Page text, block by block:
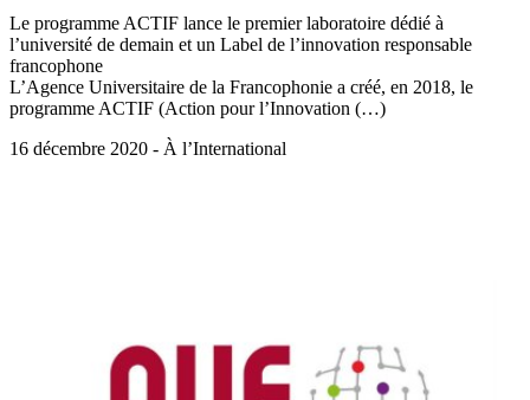
Le programme ACTIF lance le premier laboratoire dédié à
l’université de demain et un Label de l’innovation responsable
francophone
L’Agence Universitaire de la Francophonie a créé, en 2018, le
programme ACTIF (Action pour l’Innovation (…)
16 décembre 2020 - À l’International